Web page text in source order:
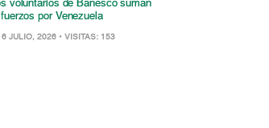
voluntarios de Banesco suman
por Venezuela
6 JULIO, 2026 • VISITAS: 153